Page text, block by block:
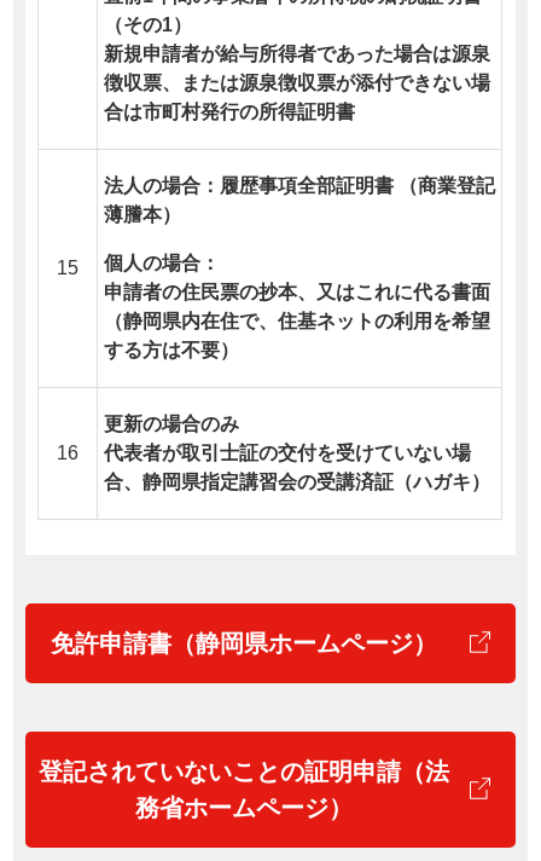
（その1）
新規申請者が給与所得者であった場合は源泉
徴収票、または源泉徴収票が添付できない場
合は市町村発行の所得証明書
15
法人の場合：履歴事項全部証明書 （商業登記
薄謄本）
個人の場合：
申請者の住民票の抄本、又はこれに代る書面
（静岡県内在住で、住基ネットの利用を希望
する方は不要）
16
更新の場合のみ
代表者が取引士証の交付を受けていない場
合、静岡県指定講習会の受講済証（ハガキ）
免許申請書（静岡県ホームページ）
登記されていないことの証明申請（法
務省ホームページ）